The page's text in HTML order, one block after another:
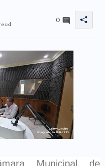
0
Municipal de